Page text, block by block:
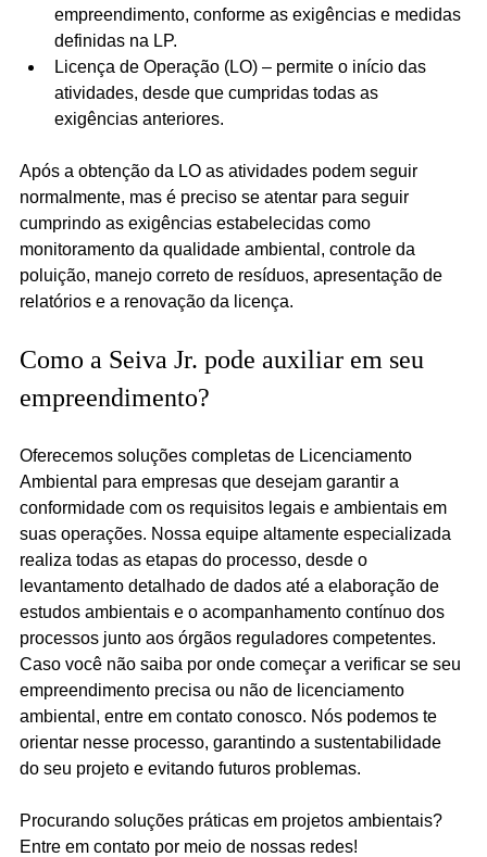
empreendimento, conforme as exigências e medidas
definidas na LP.
Licença de Operação (LO) – permite o início das
atividades, desde que cumpridas todas as
exigências anteriores.
Após a obtenção da LO as atividades podem seguir
normalmente, mas é preciso se atentar para seguir
cumprindo as exigências estabelecidas como
monitoramento da qualidade ambiental, controle da
poluição, manejo correto de resíduos, apresentação de
relatórios e a renovação da licença.
Como a Seiva Jr. pode auxiliar em seu
empreendimento?
Oferecemos soluções completas de Licenciamento
Ambiental para empresas que desejam garantir a
conformidade com os requisitos legais e ambientais em
suas operações. Nossa equipe altamente especializada
realiza todas as etapas do processo, desde o
levantamento detalhado de dados até a elaboração de
estudos ambientais e o acompanhamento contínuo dos
processos junto aos órgãos reguladores competentes.
Caso você não saiba por onde começar a verificar se seu
empreendimento precisa ou não de licenciamento
ambiental, entre em contato conosco. Nós podemos te
orientar nesse processo, garantindo a sustentabilidade
do seu projeto e evitando futuros problemas.
Procurando soluções práticas em projetos ambientais?
Entre em contato por meio de nossas redes!